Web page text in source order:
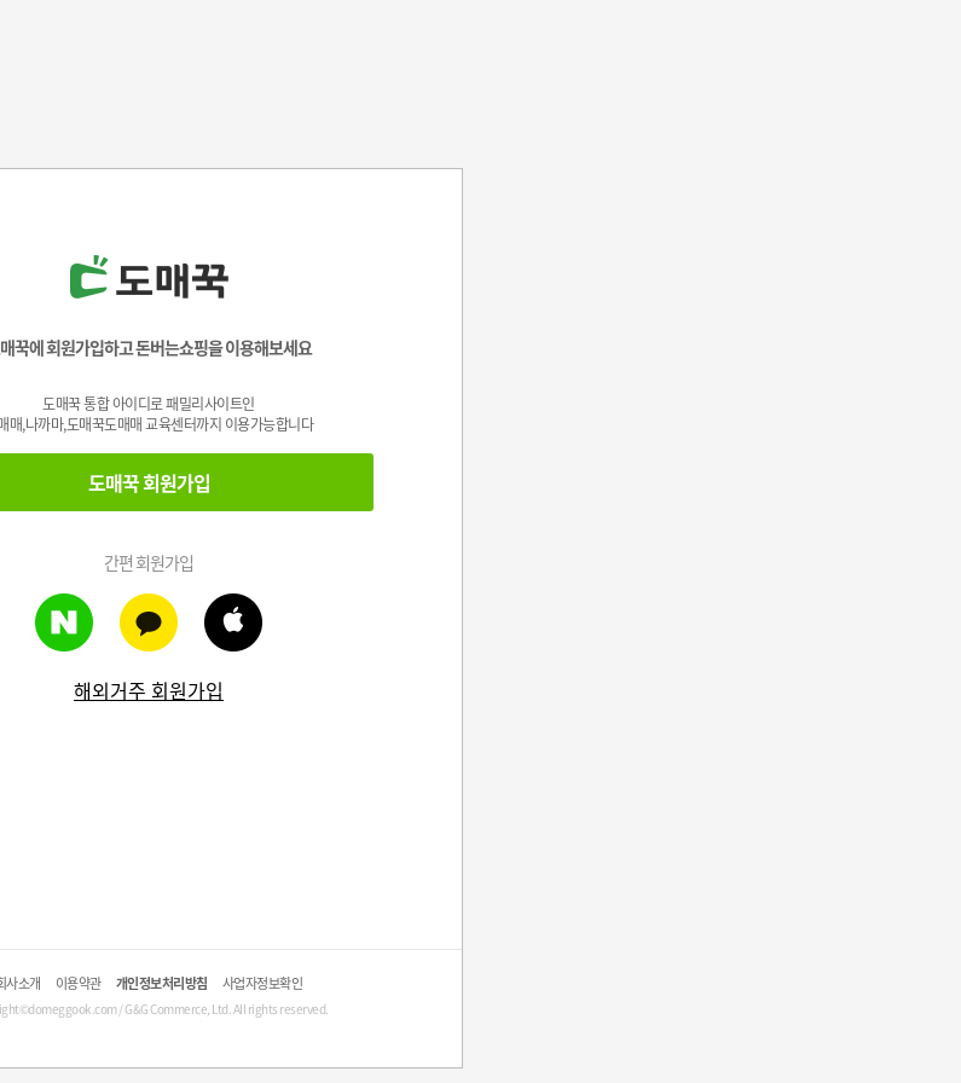
꾹에 회원가입하고 돈버는쇼핑을 이용해보세요
도매꾹 통합 아이디로 패밀리사이트인
매,나까마,도매꾹도매매 교육센터까지 이용가능합니다
도매꾹 회원가입
간편 회원가입
해외거주 회원가입
사소개 이용약관 개인정보처리방침 사업자정보확인
/ G&G Commerce, Ltd. All rights reserved.